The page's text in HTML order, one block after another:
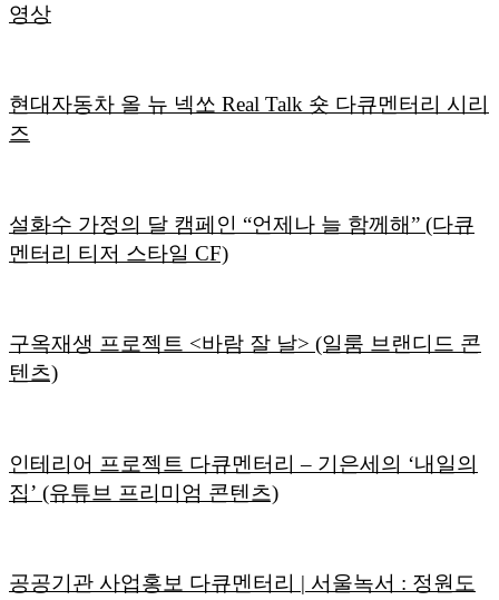
영상
현대자동차 올 뉴 넥쏘 Real Talk 숏 다큐멘터리 시리
즈
설화수 가정의 달 캠페인 “언제나 늘 함께해” (다큐
멘터리 티저 스타일 CF)
구옥재생 프로젝트 <바람 잘 날> (일룸 브랜디드 콘
텐츠)
인테리어 프로젝트 다큐멘터리 – 기은세의 ‘내일의
집’ (유튜브 프리미엄 콘텐츠)
공공기관 사업홍보 다큐멘터리 | 서울녹서 : 정원도